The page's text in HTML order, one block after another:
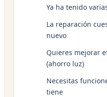
Ya ha tenido
La reparación
nuevo
Quieres mejorar
(ahorro luz)
Necesitas
tiene